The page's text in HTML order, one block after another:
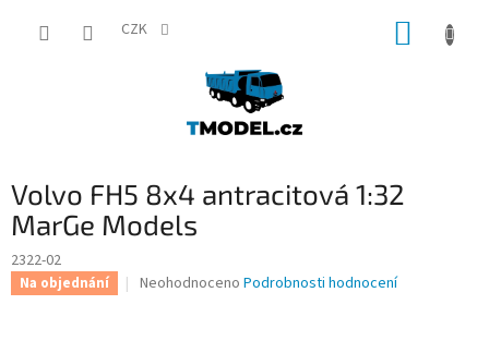
CZK
Volvo FH5 8x4 antracitová 1:32
MarGe Models
2322-02
Na objednání
Průměrné
Neohodnoceno Podrobnosti hodnocení